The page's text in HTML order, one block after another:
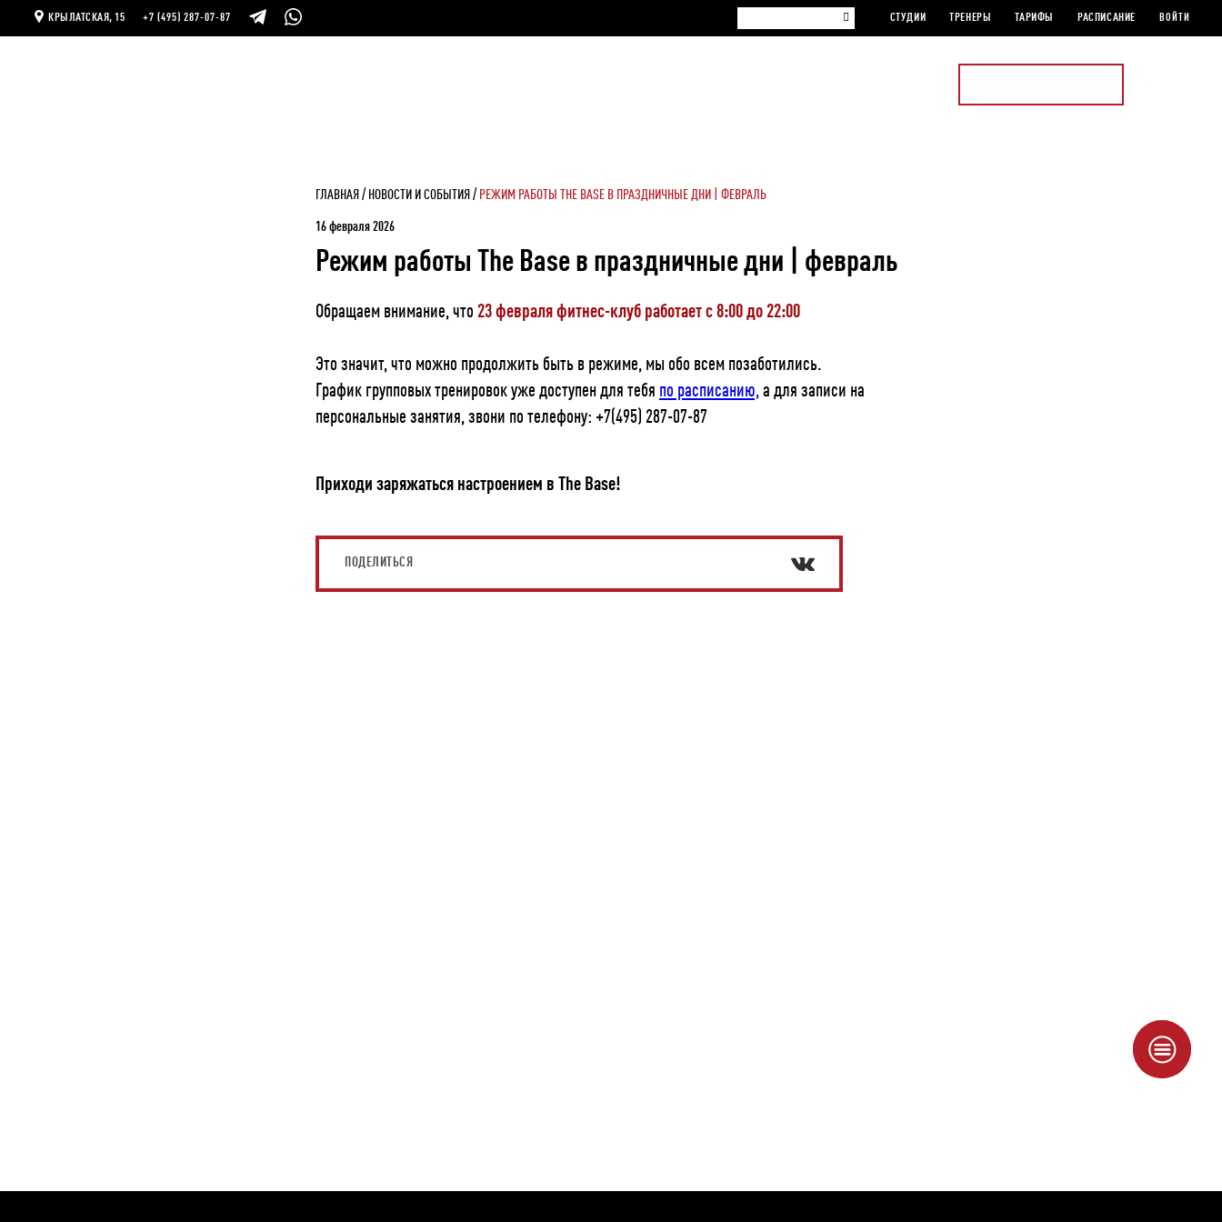
КРЫЛАТСКАЯ, 15 +7 (495) 287-07-87 СТУДИИ ТРЕНЕРЫ ТАРИФЫ РАСПИСАНИЕ ВОЙТИ
ГЛАВНАЯ НОВОСТИ И СОБЫТИЯ РЕЖИМ РАБОТЫ THE BASE В ПРАЗДНИЧНЫЕ ДНИ | ФЕВРАЛЬ
16 февраля 2026
Режим работы The Base в праздничные дни | февраль
Обращаем внимание, что 23 февраля фитнес-клуб работает с 8:00 до 22:00
Это значит, что можно продолжить быть в режиме, мы обо всем позаботились.
График групповых тренировок уже доступен для тебя по расписанию,а для записи на
персональные занятия, звони по телефону: +7(495) 287-07-87
Приходи заряжаться настроением в The Base!
ПОДЕЛИТЬСЯ